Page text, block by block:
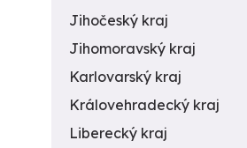
Jihočeský kraj
Jihomoravský kraj
Karlovarský kraj
Královehradecký kraj
Liberecký kraj